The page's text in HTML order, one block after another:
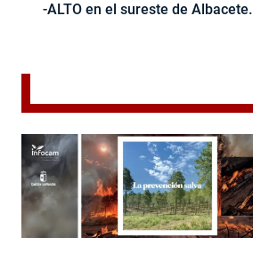
-ALTO en el sureste de Albacete.